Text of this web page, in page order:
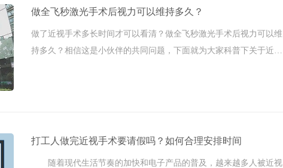
做全飞秒激光手术后视力可以维持多久？
做了近视手术多长时间才可以看清？做全飞秒激光手术后视力可以维
持多久？相信这是小伙伴的共同问题，下面就为大家科普下关于近视
打工人做完近视手术要请假吗？如何合理安排时间
随着现代生活节奏的加快和电子产品的普及，越来越多人被近视